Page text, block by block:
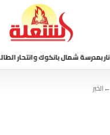
←الخبر